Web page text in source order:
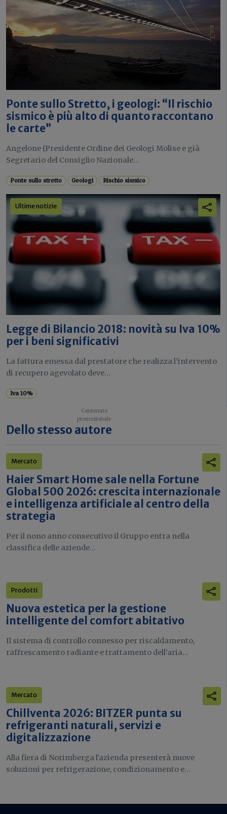
Ponte sullo Stretto, i geologi: “Il rischio
sismico è più alto di quanto raccontano
le carte”
Angelone (Presidente Ordine dei Geologi Molise e già
Segretario del Consiglio Nazionale...
Ponte sullo stretto Geologi Rischio sismico
Ultime notizie
Legge di Bilancio 2018: novità su Iva 10%
per i beni significativi
La fattura emessa dal prestatore che realizza l’intervento
di recupero agevolato deve...
Iva 10%
Dello stesso autore
Mercato
Haier Smart Home sale nella Fortune
Global 500 2026: crescita internazionale
e intelligenza artificiale al centro della
strategia
Per il nono anno consecutivo il Gruppo entra nella
classifica delle aziende...
Prodotti
Nuova estetica per la gestione
intelligente del comfort abitativo
Il sistema di controllo connesso per riscaldamento,
raffrescamento radiante e trattamento dell’aria...
Mercato
Chillventa 2026: BITZER punta su
refrigeranti naturali, servizi e
digitalizzazione
Alla fiera di Norimberga l'azienda presenterà nuove
soluzioni per refrigerazione, condizionamento e...